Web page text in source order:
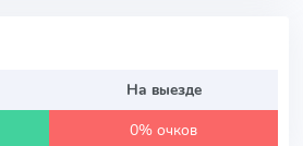
На выезде
0% очков